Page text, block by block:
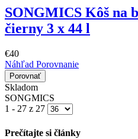
SONGMICS Kôš na
čierny 3 x 44 l
€40
Náhľad Porovnanie
Porovnať
Skladom
SONGMICS
1 - 27 z 27
Prečítajte si články